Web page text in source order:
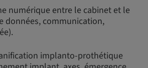
numérique entre le cabinet et le
données, communication,
implanto-prothétique